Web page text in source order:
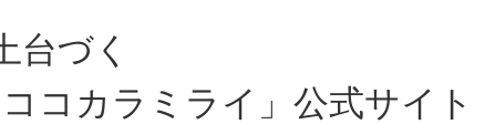
台づく
」公式サイト